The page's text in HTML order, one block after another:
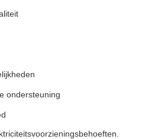
ondersteuning